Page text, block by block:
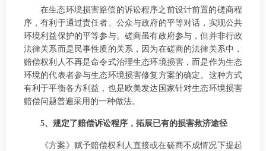
在生态环境损害赔偿的诉讼程序之前设计前置的磋商程
序，有利于通过责任者、公众与政府的平等对话，实现公共
环境利益保护的平等参与。磋商虽有政府参与，但并非行政
法律关系而是民事性质的关系，因为在磋商的法律关系中，
赔偿权利人不再是命令式治理生态环境损害，而是作为生态
环境的代表者参与生态环境损害修复方案的确定。这种方式
有利于平衡各方利益，也是欧美发达国家针对生态环境损害
赔偿问题普遍采用的一种做法。
5、规定了赔偿诉讼程序，拓展已有的损害救济途径
《方案》赋予赔偿权利人直接或在磋商不成情况下提起